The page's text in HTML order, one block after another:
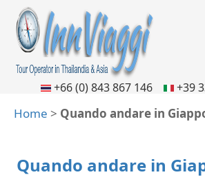
+66 (0) 843 867 146 +39
Home > Quando andare in
Quando andare in